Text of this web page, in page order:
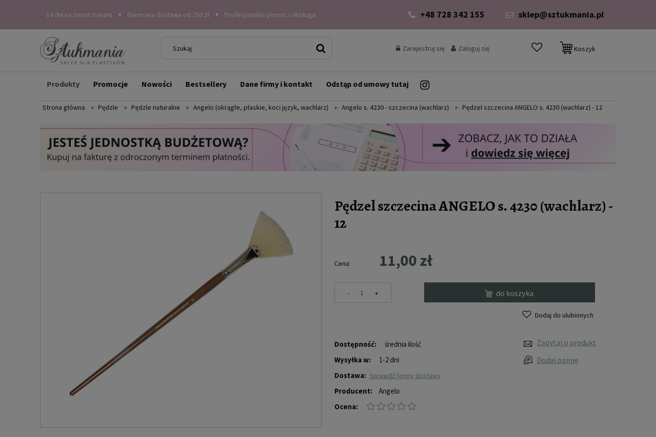
14 dni na zwrot towaru Darmowa dostawa od 250 zł Profesjonalna pomoc i obsługa +48 728 342 155 sklep@sztukmania.pl
Zarejestruj się Zaloguj się Koszyk
Produkty Promocje Nowości Bestsellery Dane firmy i kontakt Odstąp od umowy tutaj
Strona główna Pędzle Pędzle naturalne Angelo (okrągłe, płaskie, koci język, wachlarz) Angelo s. 4230 - szczecina (wachlarz) Pędzel szczecina ANGELO s. 4230 (wachlarz) - 12
Pędzel szczecina ANGELO s. 4230 (wachlarz) -
12
Dostępność:
średnia ilość
Wysyłka w:
1-2 dni
Dostawa:
sprawdź formy dostawy
Producent:
Angelo
Ocena:
Cena: 11,00 zł
- + do koszyka
Dodaj do ulubionych
Zapytaj o produkt
Dodaj opinię